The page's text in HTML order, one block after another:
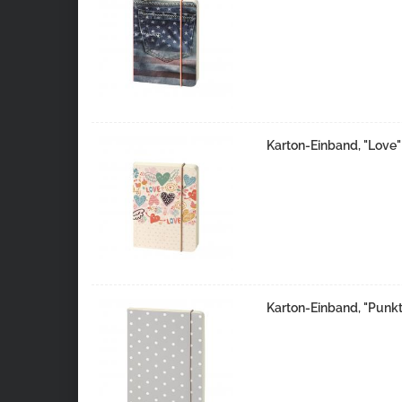
Karton-Einband, "Love"
Karton-Einband,